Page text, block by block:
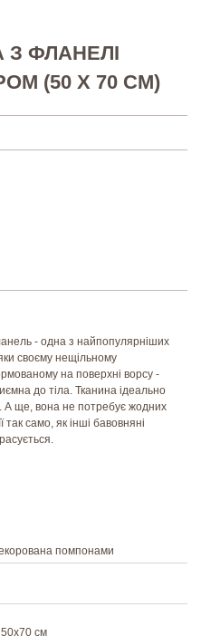
ФЛАНЕЛІ
(50 Х 70 СМ)
- одна з найпопулярніших
своєму нещільному
на поверхні ворсу -
до тіла. Тканина ідеально
А ще, вона не потребує жодних
так само, як інші бавовняні
помпонами
см